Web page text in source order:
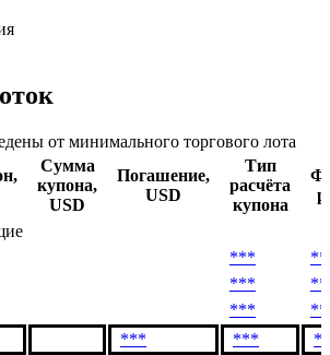
от минимального торгового лота
Сумма
купона,
USD
Погашение,
USD
Тип
расчёта
купона
***
***
***
*** ***